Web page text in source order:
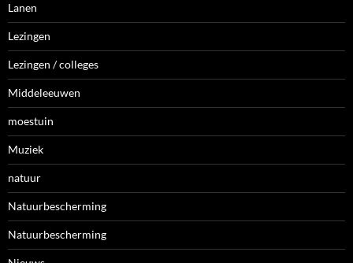
Lanen
Lezingen
Lezingen / colleges
Middeleeuwen
moestuin
Muziek
natuur
Natuurbescherming
Natuurbescherming